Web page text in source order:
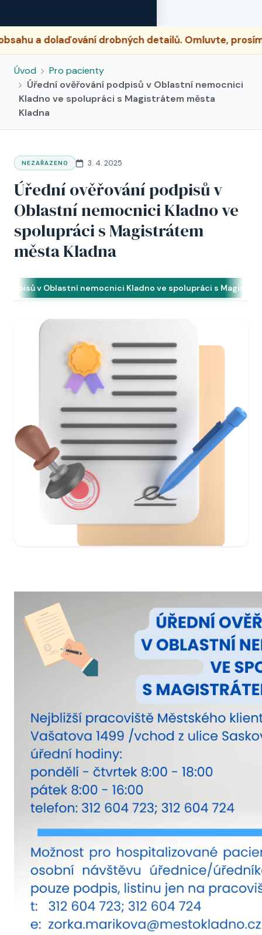
dolaďování drobných detailů. Omluvte, prosím,
Úvod
Pro pacienty
Úřední ověřování podpisů v Oblastní nemocnici
Kladno ve spolupráci s Magistrátem města
Kladna
NEZAŘAZENO 3. 4. 2025
Úřední ověřování podpisů v
Oblastní nemocnici Kladno ve
spolupráci s Magistrátem
města Kladna
v Oblastní nemocnici Kladno ve spolupráci s